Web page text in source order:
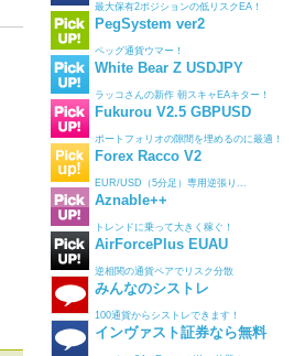
最大保有2ポジションの低リスクEA！
PegSystem ver2
ペッグ通貨ウマー！
White Bear Z USDJPY
ラッコさんの新作 朝スキャEAキター！
Fukurou V2.5 GBPUSD
ポートフォリオの隙間を埋めるのに最適！
Forex Racco V2
EUR/USD（5分足）専用逆張り...
Aznable++
トレンドに乗って大きく稼ぐ！
AirForcePlus EUAU
逆相関の通貨ペアでリスク分散
みんなのシストレ
100通貨からシストレできます！
インヴァスト証券なら無料